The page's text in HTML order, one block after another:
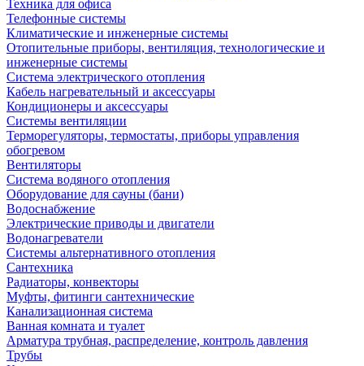
Техника для офиса
Телефонные системы
Климатические и инженерные системы
Отопительные приборы, вентиляция, технологические и
инженерные системы
Система электрического отопления
Кабель нагревательный и аксессуары
Кондиционеры и аксессуары
Системы вентиляции
Терморегуляторы, термостаты, приборы управления
обогревом
Вентиляторы
Система водяного отопления
Оборудование для сауны (бани)
Водоснабжение
Электрические приводы и двигатели
Водонагреватели
Системы альтернативного отопления
Сантехника
Радиаторы, конвекторы
Муфты, фитинги сантехнические
Канализационная система
Ванная комната и туалет
Арматура трубная, распределение, контроль давления
Трубы